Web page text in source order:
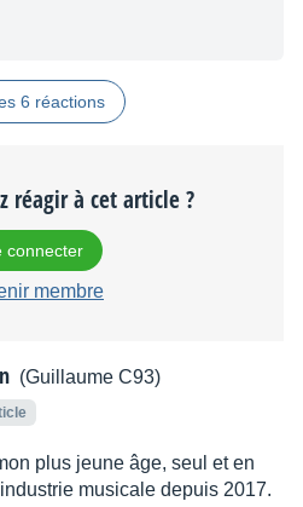
6 réactions
réagir à cet article ?
connecter
membre
(Guillaume C93)
plus jeune âge, seul et en
musicale depuis 2017.